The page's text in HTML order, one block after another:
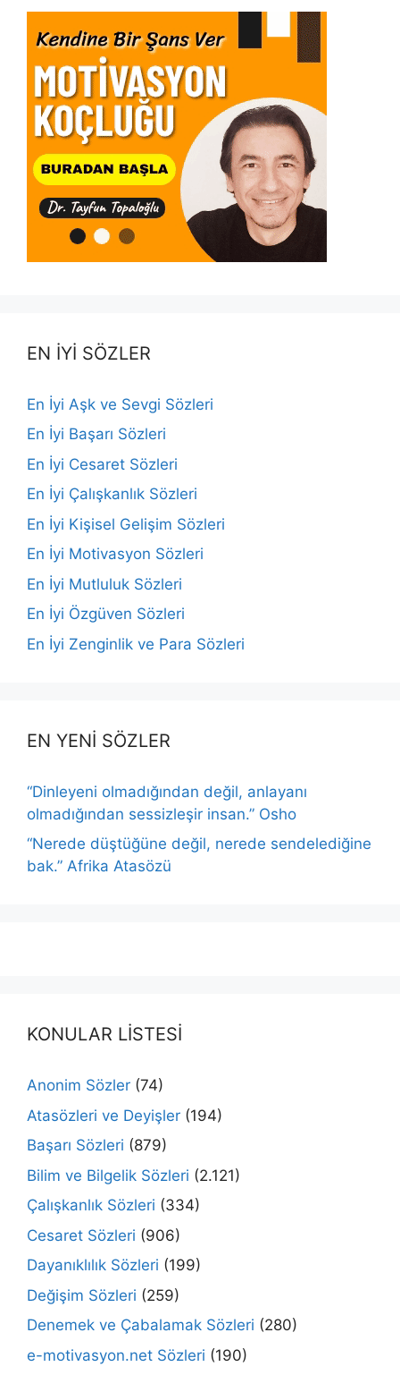
EN İYİ SÖZLER
En İyi Aşk ve Sevgi Sözleri
En İyi Başarı Sözleri
En İyi Cesaret Sözleri
En İyi Çalışkanlık Sözleri
En İyi Kişisel Gelişim Sözleri
En İyi Motivasyon Sözleri
En İyi Mutluluk Sözleri
En İyi Özgüven Sözleri
En İyi Zenginlik ve Para Sözleri
EN YENİ SÖZLER
“Dinleyeni olmadığından değil, anlayanı
olmadığından sessizleşir insan.” Osho
“Nerede düştüğüne değil, nerede sendelediğine
bak.” Afrika Atasözü
KONULAR LİSTESİ
Anonim Sözler (74)
Atasözleri ve Deyişler (194)
Başarı Sözleri (879)
Bilim ve Bilgelik Sözleri (2.121)
Çalışkanlık Sözleri (334)
Cesaret Sözleri (906)
Dayanıklılık Sözleri (199)
Değişim Sözleri (259)
Denemek ve Çabalamak Sözleri (280)
e-motivasyon.net Sözleri (190)